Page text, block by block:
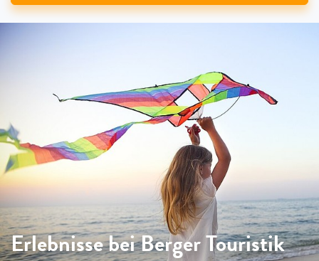
Erlebnisse bei Berger Touristik